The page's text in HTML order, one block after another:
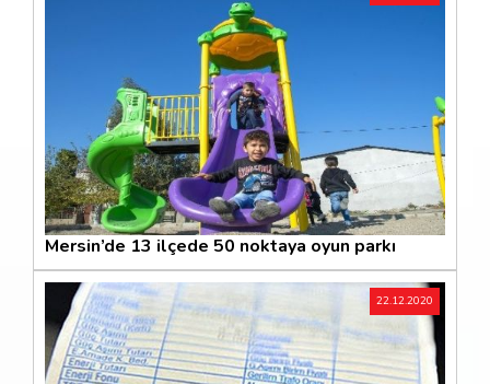
Mersin’de 13 ilçede 50 noktaya oyun parkı
22.12.2020